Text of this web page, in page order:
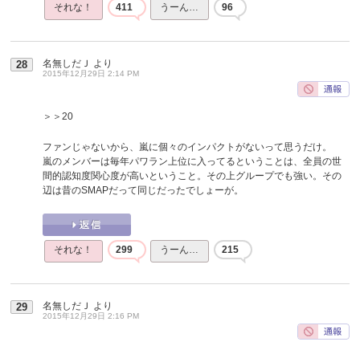
それな！ 411 うーん… 96
28 名無しだＪ より
2015年12月29日 2:14 PM
＞＞20
ファンじゃないから、嵐に個々のインパクトがないって思うだけ。
嵐のメンバーは毎年パワラン上位に入ってるということは、全員の世
間的認知度関心度が高いということ。その上グループでも強い。その
辺は昔のSMAPだって同じだったでしょーが。
それな！ 299 うーん… 215
29 名無しだＪ より
2015年12月29日 2:16 PM